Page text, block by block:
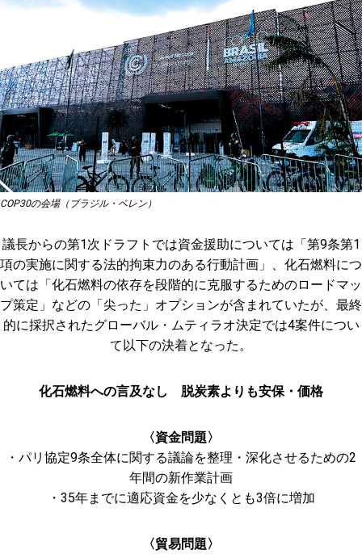
COP30の会場（ブラジル・ベレン）
議長からの第1次ドラフトでは資金援助については「第9条第1
項の実施に関する法的拘束力のある行動計画」、化石燃料につ
いては「化石燃料の依存を段階的に克服するためのロードマッ
プ策定」などの「尖った」オプションが含まれていたが、最終
的に採択されたグローバル・ムティラオ決定では4案件につい
て以下の決着となった。
化石燃料への言及なし 脱炭素よりも安保・価格
〈資金問題〉
・パリ協定9条全体に関する議論を整理・深化させるための2
年間の新作業計画
・35年までに適応資金を少なくとも3倍に増加
〈貿易問題〉